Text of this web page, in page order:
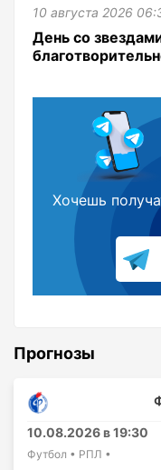
10 августа 2026
День со
Хочешь
Прогнозы
10.08.2026 в 19:30
Футбол • РПЛ •